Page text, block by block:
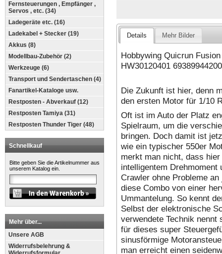
Fernsteuerungen , Empfänger ,
Servos , etc. (34)
Ladegeräte etc. (16)
Ladekabel + Stecker (19)
Akkus (8)
Modellbau-Zubehör (2)
Werkzeuge (6)
Transport und Sendertaschen (4)
Fanartikel-Kataloge usw.
Restposten - Abverkauf (12)
Restposten Tamiya (31)
Restposten Thunder Tiger (48)
Schnellkauf
Bitte geben Sie die Artikelnummer aus
unserem Katalog ein.
Mehr über...
Unsere AGB
Widerrufsbelehrung &
Details Mehr Bilder
Hobbywing Quicrun
HW30120401
Die Zukunft ist hier, denn
den ersten Motor für 1/10
Oft ist im Auto der Platz
Spielraum, um die
bringen. Doch damit ist
wie ein typischer 550er
merkt man nicht, dass
intelligentem Drehmoment
Crawler ohne Probleme
diese Combo von einer
Ummantelung. So kennt
Selbst der elektronische
verwendete Technik
für dieses super
sinusförmige
man erreicht einen